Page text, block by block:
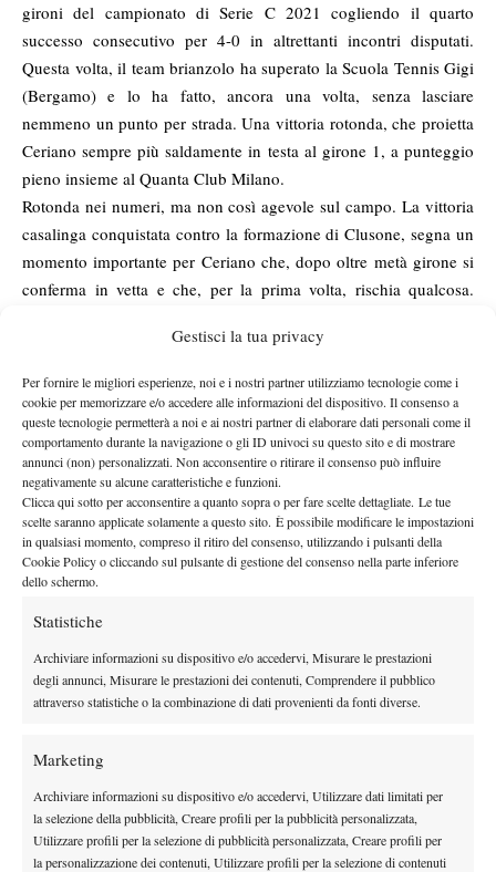
Gestisci la tua privacy
Per fornire le migliori esperienze, noi e i nostri partner utilizziamo tecnologie come i
cookie per memorizzare e/o accedere alle informazioni del dispositivo. Il consenso a
queste tecnologie permetterà a noi e ai nostri partner di elaborare dati personali come il
comportamento durante la navigazione o gli ID univoci su questo sito e di mostrare
annunci (non) personalizzati. Non acconsentire o ritirare il consenso può influire
negativamente su alcune caratteristiche e funzioni.
Clicca qui sotto per acconsentire a quanto sopra o per fare scelte dettagliate. Le tue
scelte saranno applicate solamente a questo sito. È possibile modificare le impostazioni
in qualsiasi momento, compreso il ritiro del consenso, utilizzando i pulsanti della
Cookie Policy o cliccando sul pulsante di gestione del consenso nella parte inferiore
dello schermo.
Statistiche
Archiviare informazioni su dispositivo e/o accedervi, Misurare le prestazioni
degli annunci, Misurare le prestazioni dei contenuti, Comprendere il pubblico
attraverso statistiche o la combinazione di dati provenienti da fonti diverse.
Marketing
Archiviare informazioni su dispositivo e/o accedervi, Utilizzare dati limitati per
la selezione della pubblicità, Creare profili per la pubblicità personalizzata,
Utilizzare profili per la selezione di pubblicità personalizzata, Creare profili per
la personalizzazione dei contenuti, Utilizzare profili per la selezione di contenuti
gironi del campionato di Serie C 2021 cogliendo il quarto
successo consecutivo per 4-0 in altrettanti incontri disputati.
Questa volta, il team brianzolo ha superato la Scuola Tennis Gigi
(Bergamo) e lo ha fatto, ancora una volta, senza lasciare
nemmeno un punto per strada. Una vittoria rotonda, che proietta
Ceriano sempre più saldamente in testa al girone 1, a punteggio
pieno insieme al Quanta Club Milano.
Rotonda nei numeri, ma non così agevole sul campo. La vittoria
casalinga conquistata contro la formazione di Clusone, segna un
momento importante per Ceriano che, dopo oltre metà girone si
conferma in vetta e che, per la prima volta, rischia qualcosa.
del CTC, Silverio Basilico -: Maria Aurelia Scotti ha disputato un
match alla pari con la propria avversaria mentre Rachele Zingale
e Serena Paris hanno avuto turni meno complicati. Bene anche il
doppio perché la coppia Scotti/Dell’Orto ha disputato una prova
molto solida. Ora pensiamo già al prossimo incontro”. Domenica
prossima il Club Tennis Ceriano sfiderà il Milago Tennis Center a
Buccinasco (Milano) mentre domenica 23 maggio ospiterà il Tc
Crema. Due confronti decisivi in vista del big match contro il
Quanta Club nell’ultimo turno.
TAGGED:Club Tennis Ceriano Serie C
Nessun commento
Devi essereconnessoper inviare un commento.